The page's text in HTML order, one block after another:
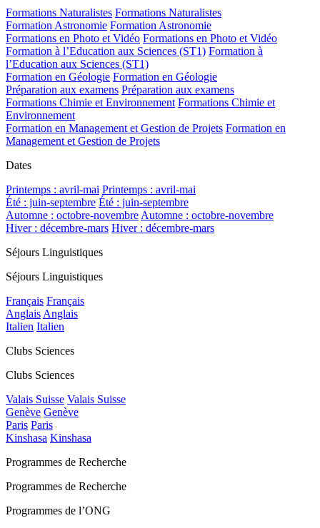
Formations Naturalistes Formations Naturalistes
Formation Astronomie Formation Astronomie
Formations en Photo et Vidéo Formations en Photo et Vidéo
Formation à l’Education aux Sciences (ST1) Formation à
l’Education aux Sciences (ST1)
Formation en Géologie Formation en Géologie
Préparation aux examens Préparation aux examens
Formations Chimie et Environnement Formations Chimie et
Environnement
Formation en Management et Gestion de Projets Formation en
Management et Gestion de Projets
Dates
Printemps : avril-mai Printemps : avril-mai
Été : juin-septembre Été : juin-septembre
Automne : octobre-novembre Automne : octobre-novembre
Hiver : décembre-mars Hiver : décembre-mars
Séjours Linguistiques
Séjours Linguistiques
Français Français
Anglais Anglais
Italien Italien
Clubs Sciences
Clubs Sciences
Valais Suisse Valais Suisse
Genève Genève
Paris Paris
Kinshasa Kinshasa
Programmes de Recherche
Programmes de Recherche
Programmes de l’ONG